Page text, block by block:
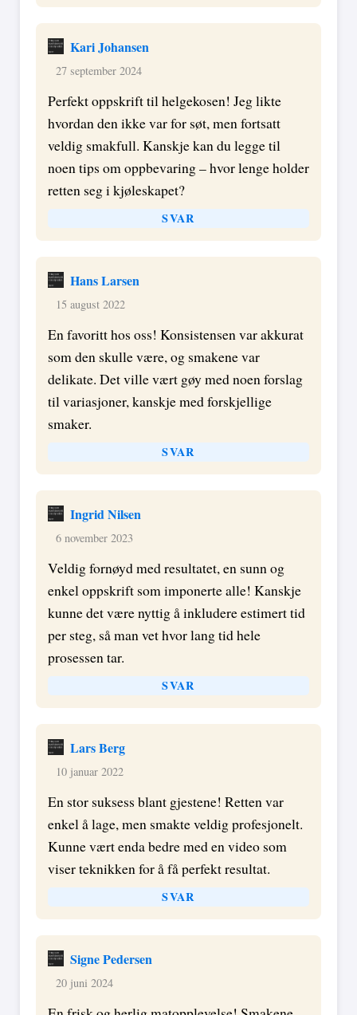
Kari Johansen
27 september 2024
Perfekt oppskrift til helgekosen! Jeg likte
hvordan den ikke var for søt, men fortsatt
veldig smakfull. Kanskje kan du legge til
noen tips om oppbevaring – hvor lenge holder
retten seg i kjøleskapet?
SVAR
Hans Larsen
15 august 2022
En favoritt hos oss! Konsistensen var akkurat
som den skulle være, og smakene var
delikate. Det ville vært gøy med noen forslag
til variasjoner, kanskje med forskjellige
smaker.
SVAR
Ingrid Nilsen
6 november 2023
Veldig fornøyd med resultatet, en sunn og
enkel oppskrift som imponerte alle! Kanskje
kunne det være nyttig å inkludere estimert tid
per steg, så man vet hvor lang tid hele
prosessen tar.
SVAR
Lars Berg
10 januar 2022
En stor suksess blant gjestene! Retten var
enkel å lage, men smakte veldig profesjonelt.
Kunne vært enda bedre med en video som
viser teknikken for å få perfekt resultat.
SVAR
Signe Pedersen
20 juni 2024